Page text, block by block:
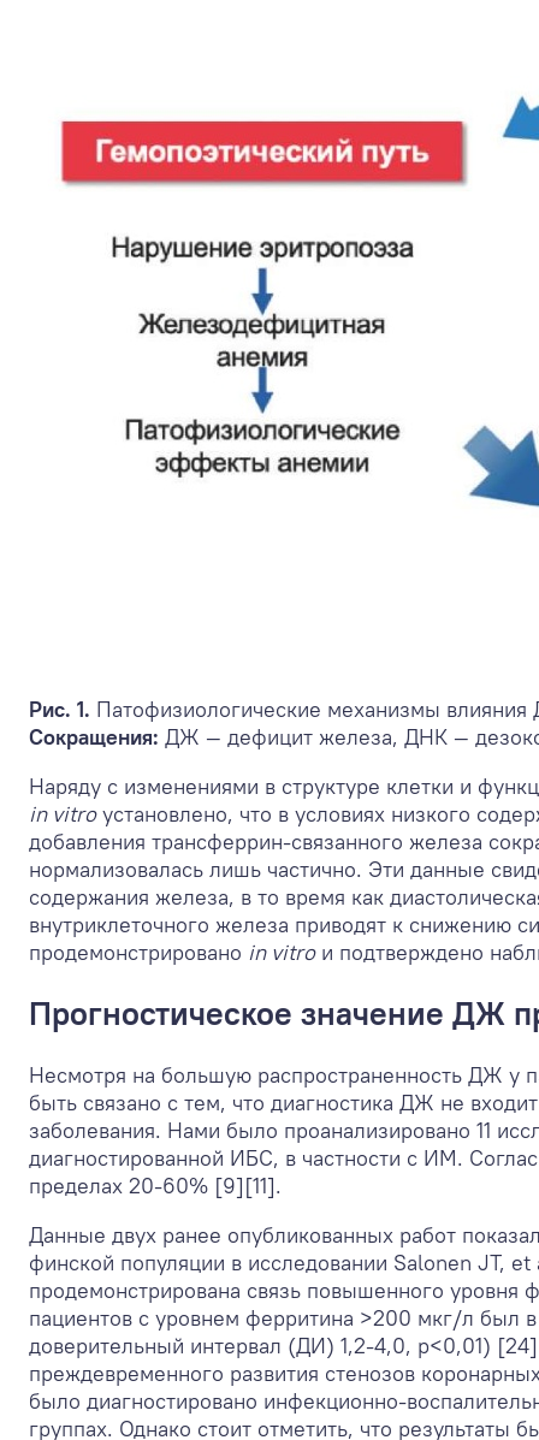
Рис. 1. Патофизиологические механизмы
Сокращения: ДЖ — дефицит железа, ДНК —
Наряду с изменениями в структуре клетки и
in vitroустановлено, что в условиях низкого
добавления трансферрин-связанного железа
нормализовалась лишь частично. Эти данные
содержания железа, в то время как
внутриклеточного железа приводят к снижению
продемонстрировано in vitroи подтверждено
Прогностическое значение ДЖ
Несмотря на большую распространенность ДЖ у
быть связано с тем, что диагностика ДЖ не
заболевания. Нами было проанализировано 11
диагностированной ИБС, в частности с ИМ.
пределах 20-60% [9][11].
Данные двух ранее опубликованных работ
финской популяции в исследовании Salonen JT,
продемонстрирована связь повышенного
пациентов с уровнем ферритина >200 мкг/л был
доверительный интервал (ДИ) 1,2-4,0, p<0,01)
преждевременного развития стенозов
было диагностировано инфекционно-
группах. Однако стоит отметить, что